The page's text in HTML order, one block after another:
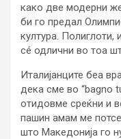
како две модерни
би го предал
култура. Полиглоти,
сé одлични во тоа
Италијанците беа
дека сме во “bagno
отидовме среќни и
пашин амам ме
што Македонија го